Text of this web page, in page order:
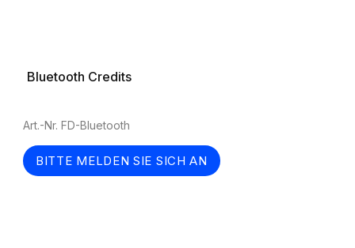
Bluetooth Credits
Art.-Nr. FD-Bluetooth
BITTE MELDEN SIE SICH AN